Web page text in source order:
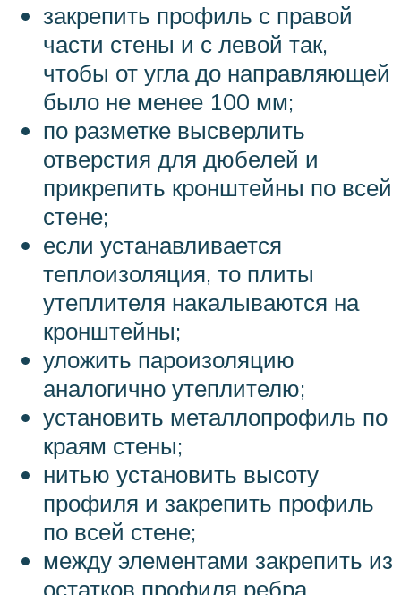
закрепить профиль с правой
части стены и с левой так,
чтобы от угла до направляющей
было не менее 100 мм;
по разметке высверлить
отверстия для дюбелей и
прикрепить кронштейны по всей
стене;
если устанавливается
теплоизоляция, то плиты
утеплителя накалываются на
кронштейны;
уложить пароизоляцию
аналогично утеплителю;
установить металлопрофиль по
краям стены;
нитью установить высоту
профиля и закрепить профиль
по всей стене;
между элементами закрепить из
остатков профиля ребра